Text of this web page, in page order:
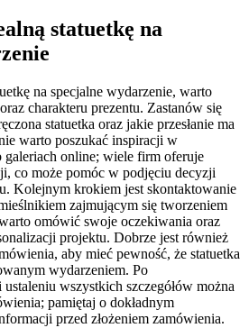
statuetkę na
na specjalne wydarzenie, warto
charakteru prezentu. Zastanów się
statuetka oraz jakie przesłanie ma
warto poszukać inspiracji w
galeriach online; wiele firm oferuje
co może pomóc w podjęciu decyzji
Kolejnym krokiem jest skontaktowanie
zajmującym się tworzeniem
omówić swoje oczekiwania oraz
projektu. Dobrze jest również
aby mieć pewność, że statuetka
wydarzeniem. Po
wszystkich szczegółów można
pamiętaj o dokładnym
przed złożeniem zamówienia.